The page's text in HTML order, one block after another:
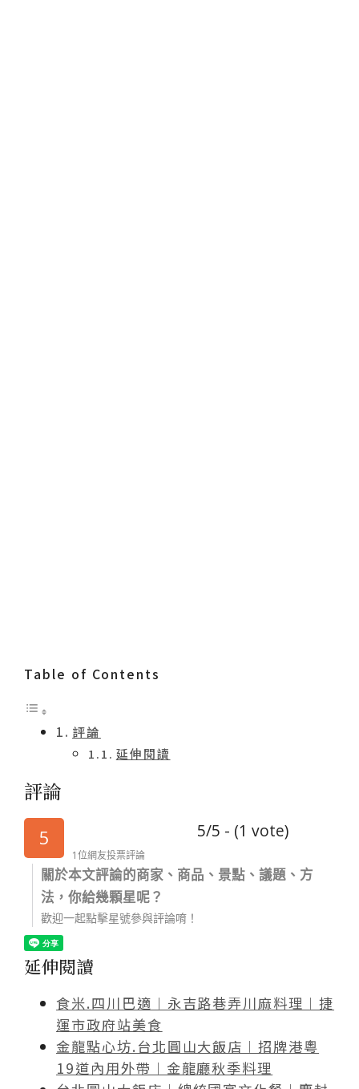
Table of Contents
評論
延伸閱讀
評論
5 5/5 - (1 vote)
1位網友投票評論
關於本文評論的商家、商品、景點、議題、方
法，你給幾顆星呢？
歡迎一起點擊星號參與評論唷！
延伸閱讀
食米.四川巴適︱永吉路巷弄川麻料理︱捷
運市政府站美食
金龍點心坊.台北圓山大飯店︱招牌港粵
19道內用外帶︱金龍廳秋季料理